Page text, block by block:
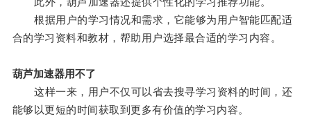
根据用户的学习情况和需求，它能够为用户智能匹配适
合的学习资料和教材，帮助用户选择最合适的学习内容。
葫芦加速器用不了
这样一来，用户不仅可以省去搜寻学习资料的时间，还
能够以更短的时间获取到更多有价值的学习内容。